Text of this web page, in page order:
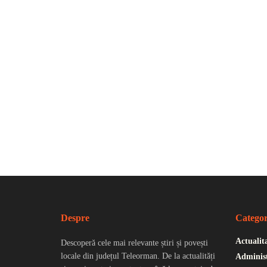
Despre
Descoperă cele mai relevante știri și povești
locale din județul Teleorman. De la actualități